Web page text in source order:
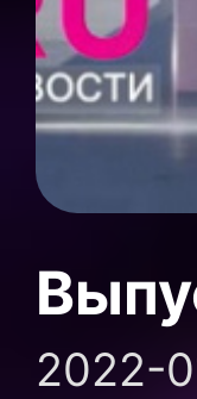
2022-